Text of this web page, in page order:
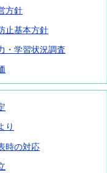
方針
止基本方針
・学習状況調査
り
時の対応